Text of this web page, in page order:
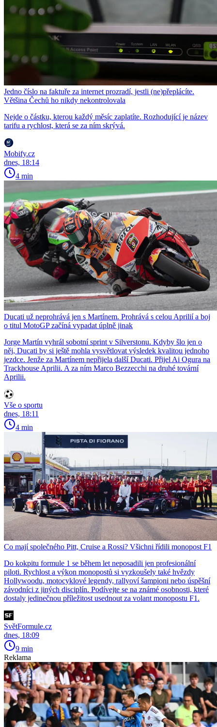
Jedno číslo na faktuře za internet prozradí, jestli (ne)přeplácíte.
Většina Čechů ho nikdy nekontrolovala
Nejde o částku, kterou každý měsíc zaplatíte. Rozhodující je název
tarifu a rychlost, která se za ním skrývá.
Mobify.cz
dnes, 18:14
4 min
Ducati už neprohrává jen s Martínem. Prohrává s celou Aprilií a boj
o titul MotoGP začíná vypadat úplně jinak
Jorge Martín vyhrál sobotní sprint v Silverstonu. Kdyby šlo jen o
něj, Ducati by si ještě mohla vysvětlovat výsledek kvalitou jednoho
jezdce. Jenže za Martínem nepřijela další Ducati. Přijel Ai Ogura na
Trackhouse Aprilii. A za ním Marco Bezzecchi na druhé tovární
Aprilii.
Vše o sportu
dnes, 18:11
4 min
Co mají společného Pitt, Cruise a Rossi? Všichni řídili monopost F1
Do kokpitu formule 1 se během let neposadili jen profesionální
piloti. Rychlost a výkon monopostů si vyzkoušely také hvězdy
Hollywoodu, motocyklové legendy, rallyoví šampioni nebo úspěšní
závodníci z jiných disciplín. Podívejte se na známé osobnosti, které
dostaly jedinečnou příležitost usednout za volant monopostu F1.
SvětFormule.cz
dnes, 18:09
9 min
Reklama